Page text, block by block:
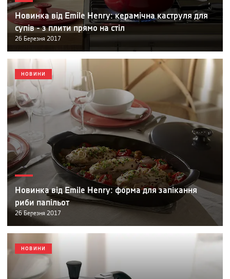
Новинка від Emile Henry: керамічна каструля для
супів - з плити прямо на стіл
26 Березня 2017
НОВИНИ
Новинка від Emile Henry: форма для запікання
риби папільот
26 Березня 2017
НОВИНИ